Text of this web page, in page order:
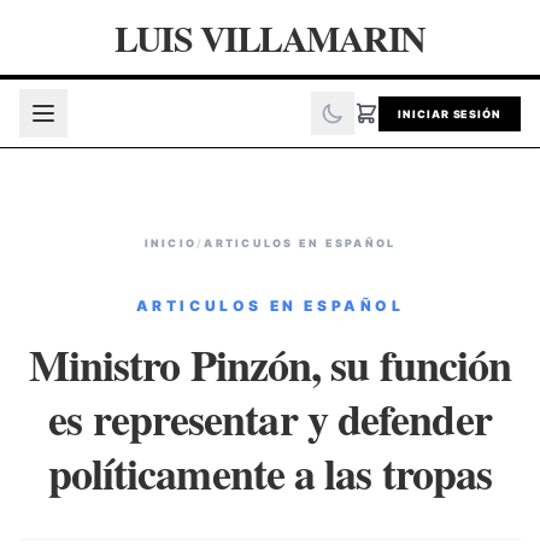
LUIS VILLAMARIN
INICIAR SESIÓN
INICIO /ARTICULOS EN ESPAÑOL
ARTICULOS EN ESPAÑOL
Ministro Pinzón, su función
es representar y defender
políticamente a las tropas